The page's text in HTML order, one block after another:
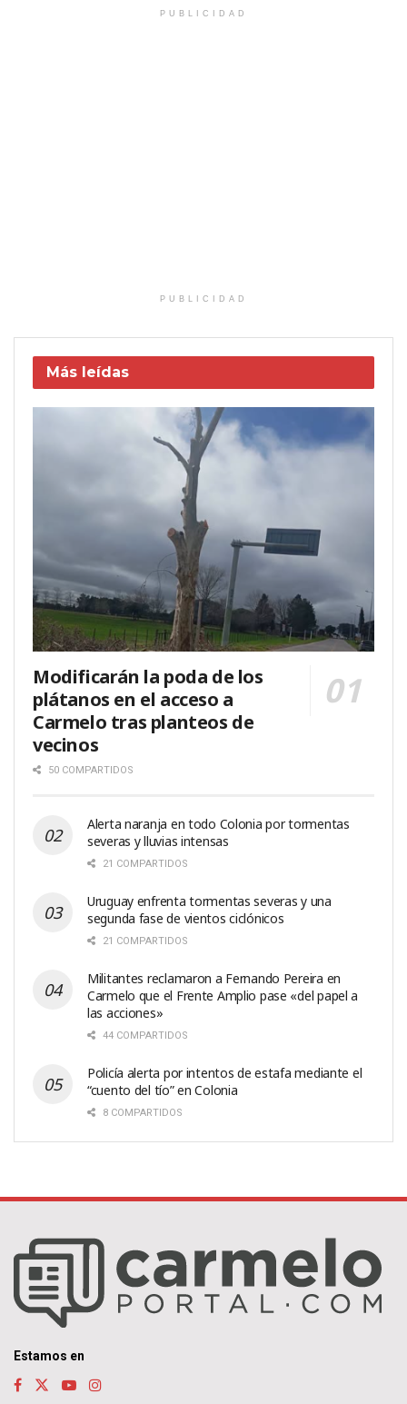
PUBLICIDAD
PUBLICIDAD
Más leídas
Modificarán la poda de los
plátanos en el acceso a
Carmelo tras planteos de
vecinos
50 COMPARTIDOS
Alerta naranja en todo Colonia por tormentas
severas y lluvias intensas
21 COMPARTIDOS
Uruguay enfrenta tormentas severas y una
segunda fase de vientos ciclónicos
21 COMPARTIDOS
Militantes reclamaron a Fernando Pereira en
Carmelo que el Frente Amplio pase «del papel a
las acciones»
44 COMPARTIDOS
Policía alerta por intentos de estafa mediante el
“cuento del tío” en Colonia
8 COMPARTIDOS
Estamos en